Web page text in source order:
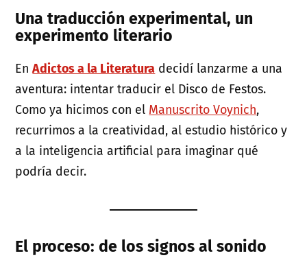
Una traducción experimental, un
experimento literario
EnAdictos a la Literatura decidí lanzarme a una
aventura: intentar traducir el Disco de Festos.
Como ya hicimos con el Manuscrito Voynich,
recurrimos a la creatividad, al estudio histórico y
a la inteligencia artificial para imaginar qué
podría decir.
El proceso: de los signos al sonido